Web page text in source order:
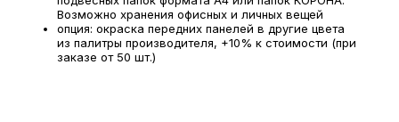
Возможно хранения офисных и личных вещей
опция: окраска передних панелей в другие цвета
из палитры производителя, +10% к стоимости (при
заказе от 50 шт.)